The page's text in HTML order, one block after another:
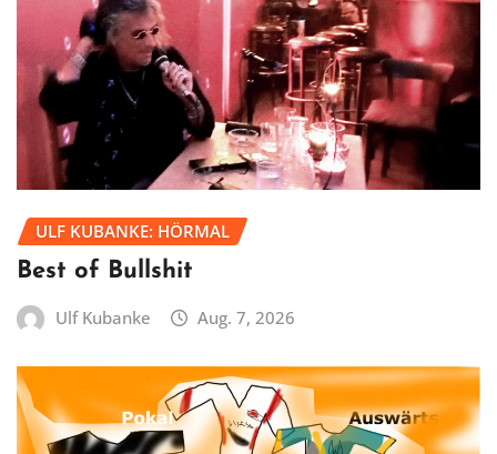
ULF KUBANKE: HÖRMAL
Best of Bullshit
Ulf Kubanke Aug. 7, 2026